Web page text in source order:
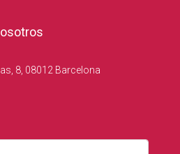
8, 08012 Barcelona